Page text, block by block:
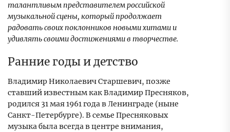
талантливым представителем российской
музыкальной сцены, который продолжает
радовать своих поклонников новыми хитами и
удивлять своими достижениями в творчестве.
Ранние годы и детство
Владимир Николаевич Старшевич, позже
ставший известным как Владимир Пресняков,
родился 31 мая 1961 года в Ленинграде (ныне
Санкт-Петербурге). В семье Пресняковых
музыка была всегда в центре внимания,